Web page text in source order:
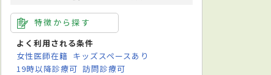
特徴から探す
よく利用される条件
女性医師在籍 キッズスペースあり
19時以降診療可 訪問診療可